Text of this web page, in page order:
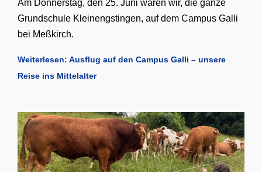
Am Donnerstag, den 25. Juni waren wir, die ganze
Grundschule Kleinengstingen, auf dem Campus Galli
bei Meßkirch.
Weiterlesen: Ausflug auf den Campus Galli – unsere
Reise ins Mittelalter